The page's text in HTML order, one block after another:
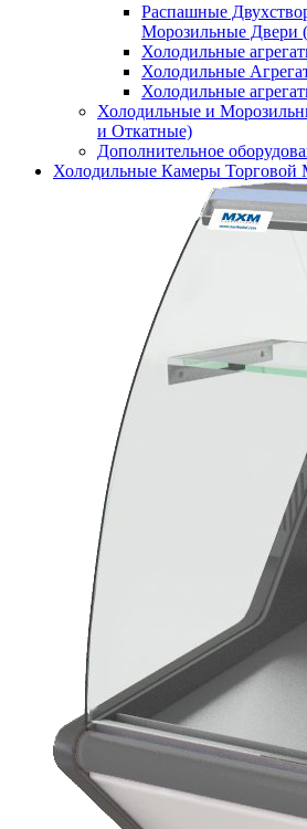
Распашные
Морозильные Двери
Холодильные
Холодильные
Холодильные
Холодильные и
и Откатные)
Дополнительное
Холодильные Камеры